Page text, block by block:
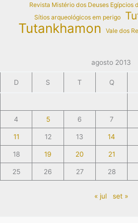
Revista Mistério dos Deuses Egípcios
Sítios arqueológicos em perigo
Tutankhamon Vale dos
agosto 2013
D S T Q
4 5 6 7
11 12 13 14
18 19 20 21
25 26 27 28
« jul set »